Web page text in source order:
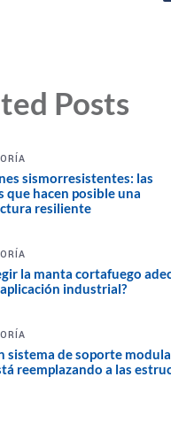
Posts
sismorresistentes: las
que hacen posible una
resiliente
la manta cortafuego
industrial?
sistema de soporte
reemplazando a las